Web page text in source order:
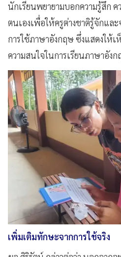
นักเรียนพยายามบอกความรู้สึก ค
ตนเองเพื่อให้ครูต่างชาติรู้จักแล
การใช้ภาษาอังกฤษ ซึ่งแสดงให้
ความสนใจในการเรียนภาษาอัง
เพิ่มเติมทักษะจากการใช้จริง